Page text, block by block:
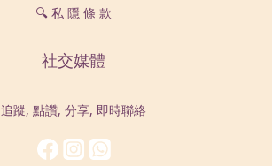
🔍 私 隱 條 款
社交媒體
追蹤, 點讚, 分享, 即時聯絡